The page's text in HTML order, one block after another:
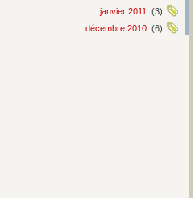
janvier 2011
(3)
décembre 2010 (6)